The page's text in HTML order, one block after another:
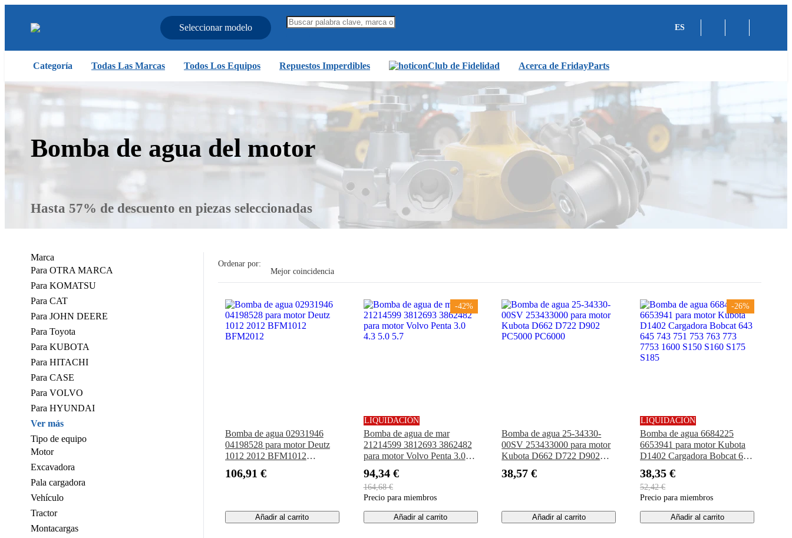
Seleccionar modelo ES
Categoría Todas Las Marcas Todos Los Equipos Repuestos Imperdibles Club de Fidelidad Acerca de FridayParts
Bomba de agua del motor
Hasta 57% de descuento en piezas seleccionadas
Marca
Para OTRA MARCA
Para KOMATSU
Para CAT
Para JOHN DEERE
Para Toyota
Para KUBOTA
Para HITACHI
Para CASE
Para VOLVO
Para HYUNDAI
Ver más
Tipo de equipo
Motor
Excavadora
Pala cargadora
Vehículo
Tractor
Montacargas
Ordenar por:
Mejor coincidencia
Bomba de agua 02931946
04198528 para motor Deutz
1012 2012 BFM1012
106,91 €
Añadir al carrito
-42%
LIQUIDACIÓN
Bomba de agua de mar
21214599 3812693 3862482
para motor Volvo Penta 3.0
94,34 €
164,68 €
Precio para miembros
Añadir al carrito
Bomba de agua 25-34330-
00SV 253433000 para motor
Kubota D662 D722 D902
38,57 €
Añadir al carrito
-26%
LIQUIDACIÓN
Bomba de agua 6684225
6653941 para motor Kubota
D1402 Cargadora Bobcat 643
7753 1600 S150 S160 S175
S185
38,35 €
52,42 €
Precio para miembros
Añadir al carrito